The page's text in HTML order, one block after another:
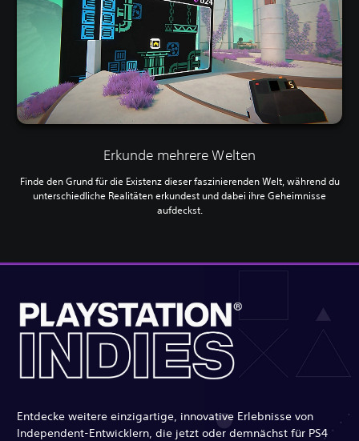
Erkunde mehrere Welten
Finde den Grund für die Existenz dieser faszinierenden Welt, während du
unterschiedliche Realitäten erkundest und dabei ihre Geheimnisse
aufdeckst.
Entdecke weitere einzigartige, innovative Erlebnisse von
Independent-Entwicklern, die jetzt oder demnächst für PS4